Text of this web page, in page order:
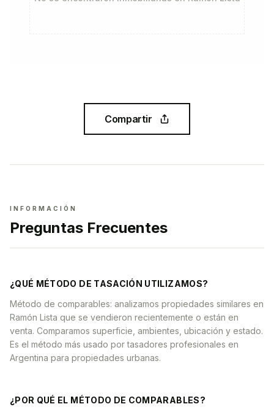
Compartir
INFORMACIÓN
Preguntas Frecuentes
¿QUÉ MÉTODO DE TASACIÓN UTILIZAMOS?
Método de comparables: analizamos propiedades similares en
Ramón Lista que se vendieron recientemente o están en
venta. Comparamos superficie, ambientes, ubicación y estado.
Es el método más usado por tasadores profesionales en
Argentina para propiedades urbanas.
¿POR QUÉ EL MÉTODO DE COMPARABLES?